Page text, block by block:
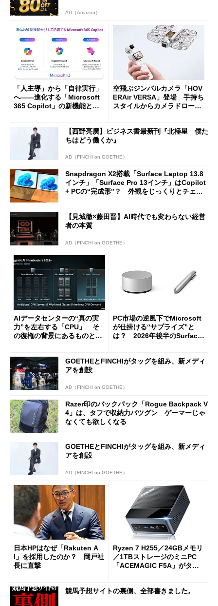
AD（Amazon）
「人主導」から「自律実行」
へ――進化する「Microsoft
365 Copilot」の新機能とエ
空飛ぶジンバルカメラ「HOV
ERAir VERSA」登場 手持ち
スタイルからカメラドローン
【西野亮廣】ビジネス書最新刊『北極星 僕た
ちはどう働くか』
AD（FINCHI on GOETHE）
Snapdragon X2搭載「Surface Laptop 13.8
インチ」「Surface Pro 13インチ」はCopilot
+ PCの“完成形”？ 外観をじっくりとチェッ
【見城徹×藤田晋】AI時代でも変わらない経営
者の本質
AD（FINCHI on GOETHE）
AIデータセンターの“真の実
力”を左右する「CPU」 そ
の復権の背景にあるものと
PC市場の逆風下でMicrosoft
が仕掛ける“サプライズ”と
は？ 2026年後半のSurface
GOETHEとFINCHIがタッグを組み、新メディ
アを創設
AD（FINCHI on GOETHE）
Razer印のバックパック「Rogue Backpack V
4」は、タフで収納力バツグン ゲーマーじゃ
なくても欲しくなる
GOETHEとFINCHIがタッグを組み、新メディ
アを創設
AD（FINCHI on GOETHE）
日本HPはなぜ「Rakuten A
I」を採用したのか？ 岡戸社
長に直撃
Ryzen 7 H255／24GBメモリ
／1TBストレージのミニPC
「ACEMAGIC F5A」がタイ
競馬予想サイトの裏側、全部書きました。